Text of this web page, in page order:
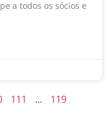
a todos os sócios e
111 … 119